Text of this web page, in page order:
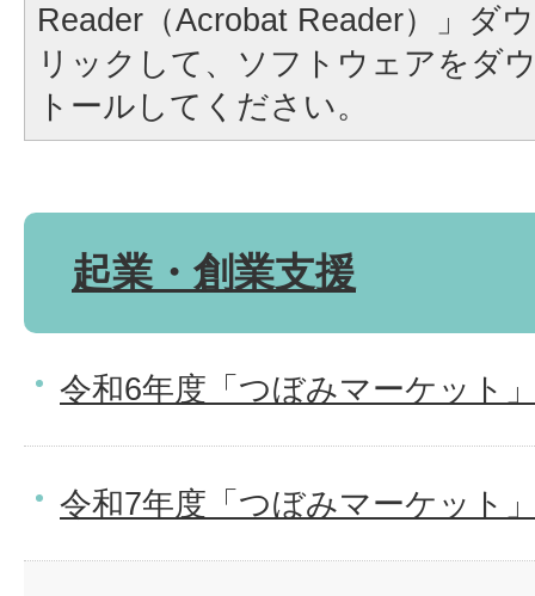
Reader（Acrobat Reader）」ダ
リックして、ソフトウェアをダ
トールしてください。
起業・創業支援
令和6年度「つぼみマーケット
令和7年度「つぼみマーケット